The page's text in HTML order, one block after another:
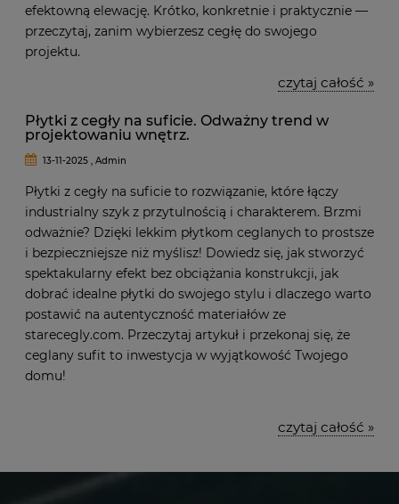
efektowną elewację. Krótko, konkretnie i praktycznie —
przeczytaj, zanim wybierzesz cegłę do swojego
projektu.
czytaj całość »
Płytki z cegły na suficie. Odważny trend w
projektowaniu wnętrz.
13-11-2025 , Admin
Płytki z cegły na suficie to rozwiązanie, które łączy
industrialny szyk z przytulnością i charakterem. Brzmi
odważnie? Dzięki lekkim płytkom ceglanych to prostsze
i bezpieczniejsze niż myślisz! Dowiedz się, jak stworzyć
spektakularny efekt bez obciążania konstrukcji, jak
dobrać idealne płytki do swojego stylu i dlaczego warto
postawić na autentyczność materiałów ze
starecegly.com. Przeczytaj artykuł i przekonaj się, że
ceglany sufit to inwestycja w wyjątkowość Twojego
domu!
czytaj całość »